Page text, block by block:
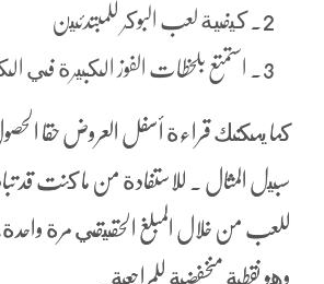
كيفية لعب البوكر للمبتدئين
استمتع بلحظات الفوز الكبيرة في
كما يمكنك قراءة أسفل العروض حقا
سبيل المثال . للاستفادة من ما كنت قد
للعب من خلال المبلغ الحقيقي مرة
وهو نقطة منخفضة للمراجعة.